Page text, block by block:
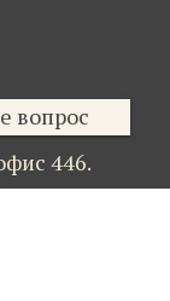
вопрос
446.